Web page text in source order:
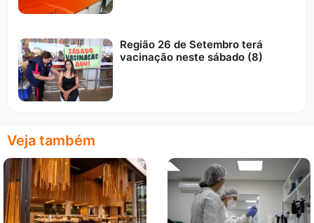
Região 26 de Setembro terá
vacinação neste sábado (8)
Veja também